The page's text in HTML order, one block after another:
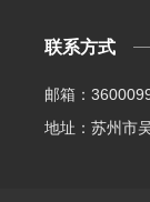
联系方式
邮箱：
地址：苏州市